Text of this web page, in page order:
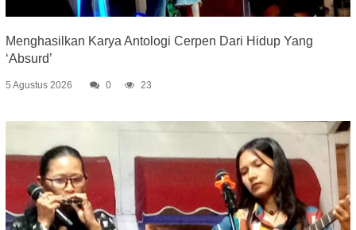
Menghasilkan Karya Antologi Cerpen Dari Hidup Yang
‘Absurd’
5 Agustus 2026 0 23